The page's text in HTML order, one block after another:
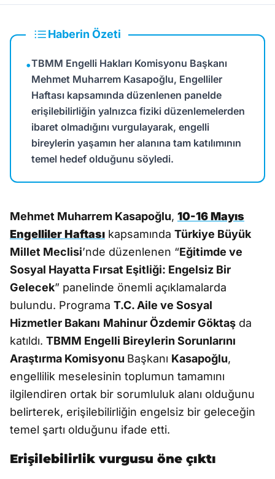
Haberin Özeti
•TBMM Engelli Hakları Komisyonu Başkanı
Mehmet Muharrem Kasapoğlu, Engelliler
Haftası kapsamında düzenlenen panelde
erişilebilirliğin yalnızca fiziki düzenlemelerden
ibaret olmadığını vurgulayarak, engelli
bireylerin yaşamın her alanına tam katılımının
temel hedef olduğunu söyledi.
Mehmet Muharrem Kasapoğlu, 10-16 Mayıs
Engelliler Haftası kapsamında Türkiye Büyük
Millet Meclisi’nde düzenlenen “Eğitimde ve
Sosyal Hayatta Fırsat Eşitliği: Engelsiz Bir
Gelecek” panelinde önemli açıklamalarda
bulundu. Programa T.C. Aile ve Sosyal
Hizmetler Bakanı Mahinur Özdemir Göktaş da
katıldı. TBMM Engelli Bireylerin Sorunlarını
Araştırma Komisyonu Başkanı Kasapoğlu,
engellilik meselesinin toplumun tamamını
ilgilendiren ortak bir sorumluluk alanı olduğunu
belirterek, erişilebilirliğin engelsiz bir geleceğin
temel şartı olduğunu ifade etti.
Erişilebilirlik vurgusu öne çıktı